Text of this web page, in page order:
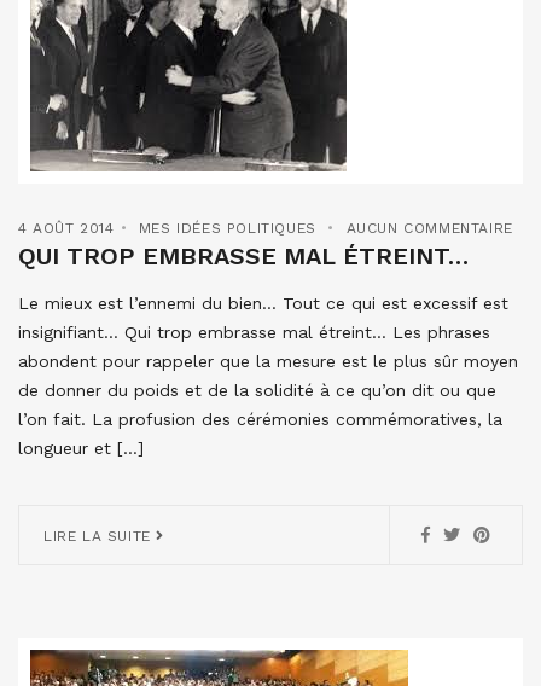
4 AOÛT 2014 MES IDÉES POLITIQUES AUCUN COMMENTAIRE
QUI TROP EMBRASSE MAL ÉTREINT…
Le mieux est l’ennemi du bien… Tout ce qui est excessif est
insignifiant… Qui trop embrasse mal étreint… Les phrases
abondent pour rappeler que la mesure est le plus sûr moyen
de donner du poids et de la solidité à ce qu’on dit ou que
l’on fait. La profusion des cérémonies commémoratives, la
longueur et […]
LIRE LA SUITE